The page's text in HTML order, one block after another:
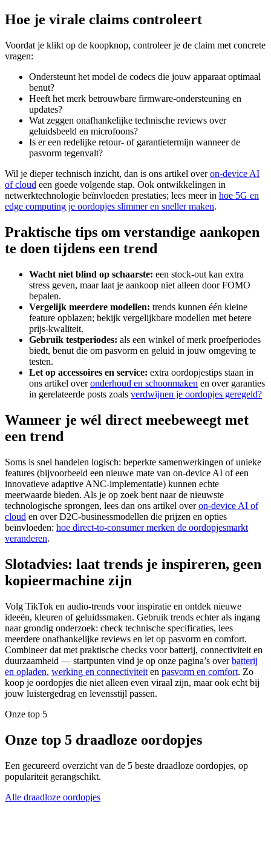
Hoe je virale claims controleert
Voordat je klikt op de koopknop, controleer je de claim met concrete
vragen:
Ondersteunt het model de codecs die jouw apparaat optimaal
benut?
Heeft het merk betrouwbare firmware-ondersteuning en
updates?
Wat zeggen onafhankelijke technische reviews over
geluidsbeeld en microfoons?
Is er een redelijke retour- of garantietermijn wanneer de
pasvorm tegenvalt?
Wil je dieper technisch inzicht, dan is ons artikel overon-device AI
of cloud een goede volgende stap. Ook ontwikkelingen in
netwerktechnologie beïnvloeden prestaties; lees meer in hoe 5G en
edge computing je oordopjes slimmer en sneller maken.
Praktische tips om verstandige aankopen
te doen tijdens een trend
Wacht niet blind op schaarste: een stock-out kan extra
stress geven, maar laat je aankoop niet alleen door FOMO
bepalen.
Vergelijk meerdere modellen: trends kunnen één kleine
feature opblazen; bekijk vergelijkbare modellen met betere
prijs-kwaliteit.
Gebruik testperiodes: als een winkel of merk proefperiodes
biedt, benut die om pasvorm en geluid in jouw omgeving te
testen.
Let op accessoires en service: extra oordopjestips staan in
ons artikel overonderhoud en schoonmaken en over garanties
in gerelateerde posts zoals verdwijnen je oordopjes geregeld?
Wanneer je wél direct meebeweegt met
een trend
Soms is snel handelen logisch: beperkte samenwerkingen of unieke
features (bijvoorbeeld een nieuwe mate van on-device AI of een
innovatieve adaptive ANC-implementatie) kunnen echte
meerwaarde bieden. Als je op zoek bent naar de nieuwste
technologische sprongen, lees dan ons artikel overon-device AI of
cloud en over D2C-businessmodellen die prijzen en opties
beïnvloeden: hoe direct-to-consumer merken de oordopjesmarkt
veranderen.
Slotadvies: laat trends je inspireren, geen
kopieermachine zijn
Volg TikTok en audio-trends voor inspiratie en ontdek nieuwe
ideeën, kleuren of geluidssmaken. Gebruik trends echter als ingang
naar grondig onderzoek: check technische specificaties, lees
meerdere onafhankelijke reviews en let op pasvorm en comfort.
Combineer dat met praktische checks voor batterij, connectiviteit en
duurzaamheid — startpunten vind je op onze pagina’s overbatterij
en opladen, werking en connectiviteit en pasvorm en comfort. Zo
koop je oordopjes die niet alleen even viraal zijn, maar ook echt bij
jouw luistergedrag en levensstijl passen.
Onze top 5
Onze top 5 draadloze oordopjes
Een gecureerd overzicht van de 5 beste draadloze oordopjes, op
populariteit gerangschikt.
Alle draadloze oordopjes